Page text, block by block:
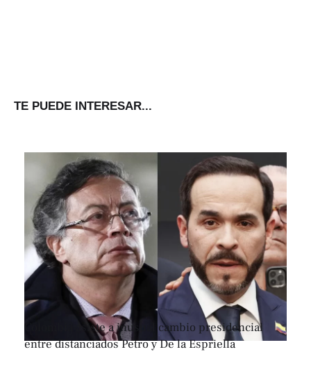
TE PUEDE INTERESAR...
Colombia asiste a inusual cambio presidencial
entre distanciados Petro y De la Espriella